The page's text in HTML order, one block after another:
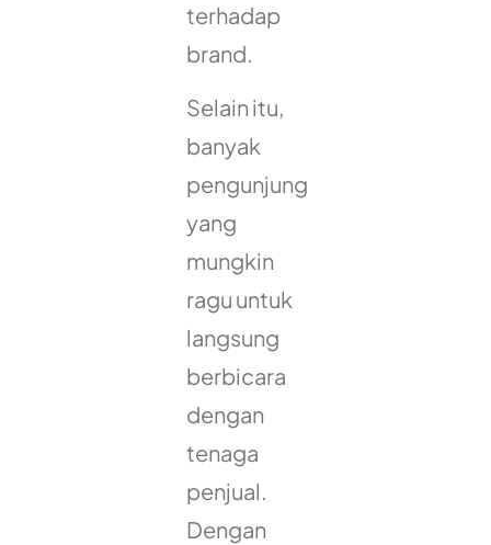
terhadap
brand.
Selain itu,
banyak
pengunjung
yang
mungkin
ragu untuk
langsung
berbicara
dengan
tenaga
penjual.
Dengan